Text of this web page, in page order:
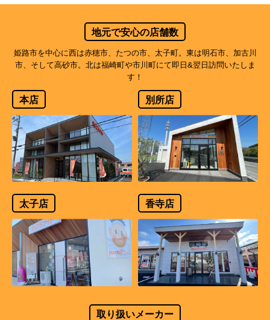
地元で安心の店舗数
姫路市を中心に西は赤穂市、たつの市、太子町。東は明石市、加古川
市、そして高砂市。北は福崎町や市川町にて即日&翌日訪問いたしま
す！
本店 別所店
太子店 香寺店
取り扱いメーカー